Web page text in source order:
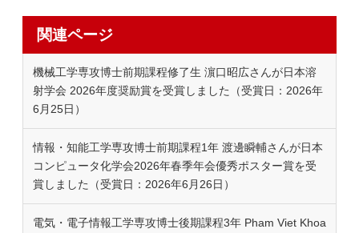
関連ページ
機械工学専攻博士前期課程修了生 濵口昭広さんが日本溶
射学会 2026年度奨励賞を受賞しました（受賞日：2026年
6月25日）
情報・知能工学専攻博士前期課程1年 渡邊瞬輔さんが日本
コンピュータ化学会2026年春季年会優秀ポスター賞を受
賞しました（受賞日：2026年6月26日）
電気・電子情報工学専攻博士後期課程3年 Pham Viet Khoa